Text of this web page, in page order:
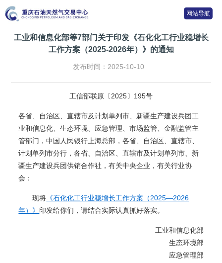
网站导航
工业和信息化部等7部门关于印发《石化化工行业稳增长
工作方案（2025-2026年）》的通知
发布时间：2025-10-10
工信部联原〔2025〕195号
各省、自治区、直辖市及计划单列市、新疆生产建设兵团工
业和信息化、生态环境、应急管理、市场监管、金融监管主
管部门，中国人民银行上海总部，各省、自治区、直辖市、
计划单列市分行，各省、自治区、直辖市及计划单列市、新
疆生产建设兵团供销合作社，有关中央企业，有关行业协
会：
现将 《石化化工行业稳增长工作方案（2025—2026
年）》 印发给你们，请结合实际认真抓好落实。
工业和信息化部
生态环境部
应急管理部